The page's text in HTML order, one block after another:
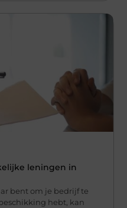
leningen in
bent om je bedrijf te
hebt, kan